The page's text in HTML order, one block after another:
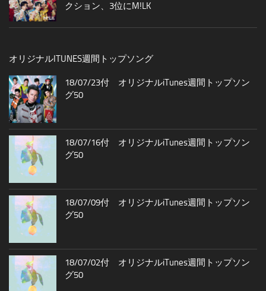
クション、3位にM!LK
オリジナルITUNES週間トップソング
18/07/23付 オリジナルiTunes週間トップソン
グ50
18/07/16付 オリジナルiTunes週間トップソン
グ50
18/07/09付 オリジナルiTunes週間トップソン
グ50
18/07/02付 オリジナルiTunes週間トップソン
グ50